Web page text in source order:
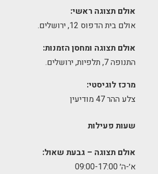
אולם תצוגה ראשי:
אולם בית הדפוס 12, ירושלים.
אולם תצוגה ומחסן הזמנות:
התנופה 7, תלפיות, ירושלים.
מרכז לוגיסטי:
צלע ההר 47 מודיעין
שעות פעילות
אולם תצוגה – גבעת שאול:
א׳-ה׳ 09:00-17:00